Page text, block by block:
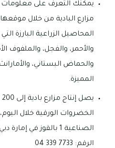
يمكنك التعرف على معلومات
مزارع البادية من خلال
المحاصيل الزراعية البارزة
والأحمر، والفجل، والملفوف
والحماض البستاني،
المميزة.
الخضروات الورقية خلال
الصناعية 1 بالقوز في
الرقم: 7733 339 04